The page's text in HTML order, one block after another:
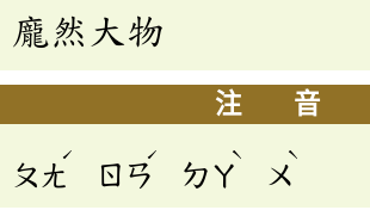
龐然大物
注 音
ㄆㄤ
ˊ
ㄖㄢ
ˊ
ㄉㄚ
ˋ
ㄨ
ˋ